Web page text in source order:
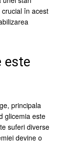
în acest
este
principala
glicemia este
suferi diverse
devine o